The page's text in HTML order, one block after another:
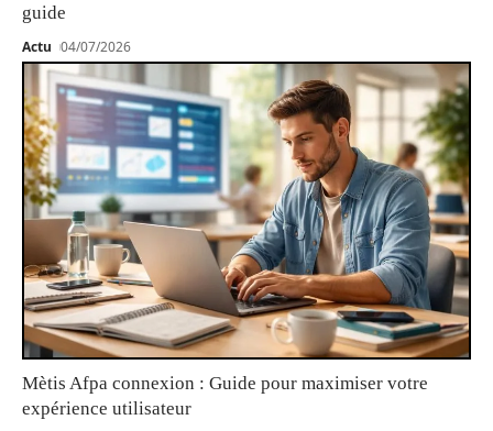
guide
Actu 04/07/2026
Mètis Afpa connexion : Guide pour maximiser votre
expérience utilisateur